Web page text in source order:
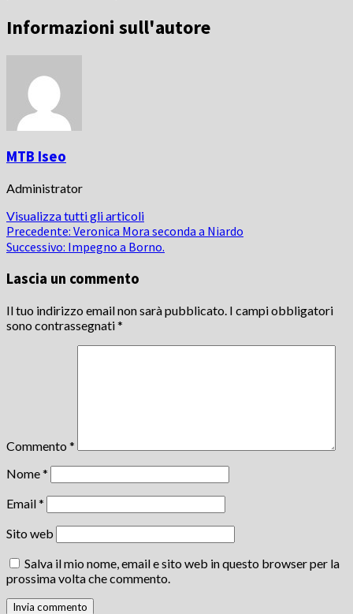
Informazioni sull'autore
MTB Iseo
Administrator
Visualizza tutti gli articoli
Navigazione
articolo
Precedente: Veronica Mora seconda a Niardo
Successivo: Impegno a Borno.
Lascia un commento
Il tuo indirizzo email non sarà pubblicato. I campi obbligatori
sono contrassegnati*
Commento *
Nome*
Email*
Sito web
Salva il mio nome, email e sito web in questo browser per la
prossima volta che commento.